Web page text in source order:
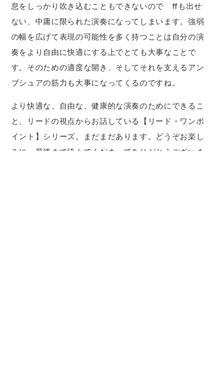
息をしっかり吹き込むこともできないので ffも出せ
ない、中庸に限られた演奏になってしまいます。強弱
の幅を広げて表現の可能性を多く持つことは自分の演
奏をより自由に快適にする上でとても大事なことで
す。そのための適度な開き、そしてそれを支えるアン
ブシュアの筋力も大事になってくるのですね。
より快適な、自由な、健康的な演奏のためにできるこ
と、リードの視点からお話している【リード・ワンポ
イント】シリーズ。まだまだあります。どうぞお楽し
みに。最後まで読んでくださってありがとうございま